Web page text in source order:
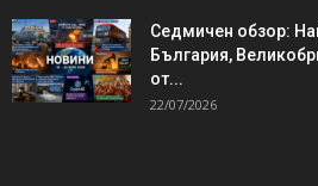
Седмичен обзор:
България,
от...
22/07/2026